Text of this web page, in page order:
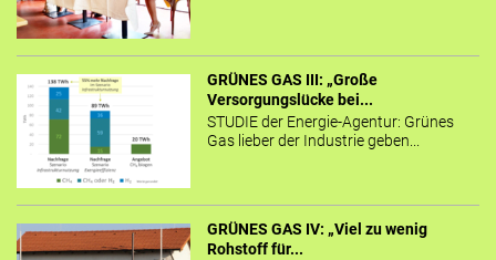
GRÜNES GAS III: „Große
Versorgungslücke bei...
STUDIE der Energie-Agentur: Grünes
Gas lieber der Industrie geben...
GRÜNES GAS IV: „Viel zu wenig
Rohstoff für...